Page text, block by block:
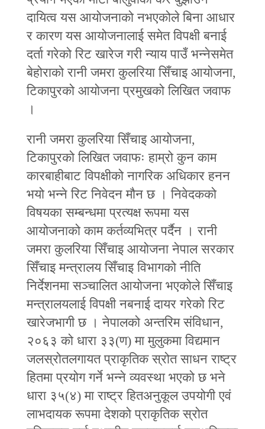
दायित्व यस आयोजनाको नभएकोले बिना आधार
र कारण यस आयोजनालाई समेत विपक्षी बनाई
दर्ता गरेको रिट खारेज गरी न्याय पाउँ भन्नेसमेत
बेहोराको रानी जमरा कुलरिया सिँचाइ आयोजना,
टिकापुरको आयोजना प्रमुखको लिखित जवाफ
।
रानी जमरा कुलरिया सिँचाइ आयोजना,
टिकापुरको लिखित जवाफः हाम्रो कुन काम
कारबाहीबाट विपक्षीको नागरिक अधिकार हनन
भयो भन्ने रिट निवेदन मौन छ । निवेदकको
विषयका सम्बन्धमा प्रत्यक्ष रूपमा यस
आयोजनाको काम कर्तव्यभित्र पर्दैन । रानी
जमरा कुलरिया सिँचाइ आयोजना नेपाल सरकार
सिँचाइ मन्त्रालय सिँचाइ विभागको नीति
निर्देशनमा सञ्चालित आयोजना भएकोले सिँचाइ
मन्त्रालयलाई विपक्षी नबनाई दायर गरेको रिट
खारेजभागी छ । नेपालको अन्तरिम संविधान,
२०६३ को धारा ३३(ण) मा मुलुकमा विद्यमान
जलस्रोतलगायत प्राकृतिक स्रोत साधन राष्ट्र
हितमा प्रयोग गर्ने भन्ने व्यवस्था भएको छ भने
धारा ३५(४) मा राष्ट्र हितअनुकूल उपयोगी एवं
लाभदायक रूपमा देशको प्राकृतिक स्रोत